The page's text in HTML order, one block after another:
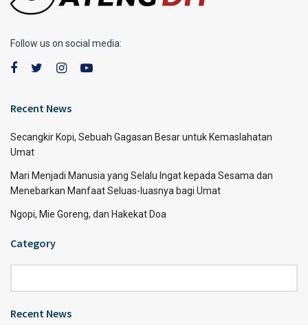
Follow us on social media:
Recent News
Secangkir Kopi, Sebuah Gagasan Besar untuk Kemaslahatan
Umat
Mari Menjadi Manusia yang Selalu Ingat kepada Sesama dan
Menebarkan Manfaat Seluas-luasnya bagi Umat
Ngopi, Mie Goreng, dan Hakekat Doa
Category
Recent News